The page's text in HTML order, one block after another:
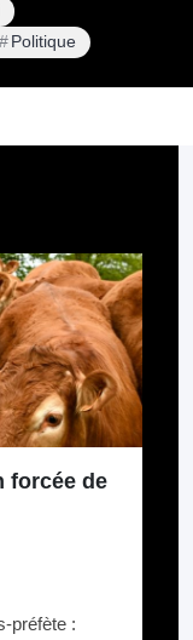
Politique
forcée de
préfète :